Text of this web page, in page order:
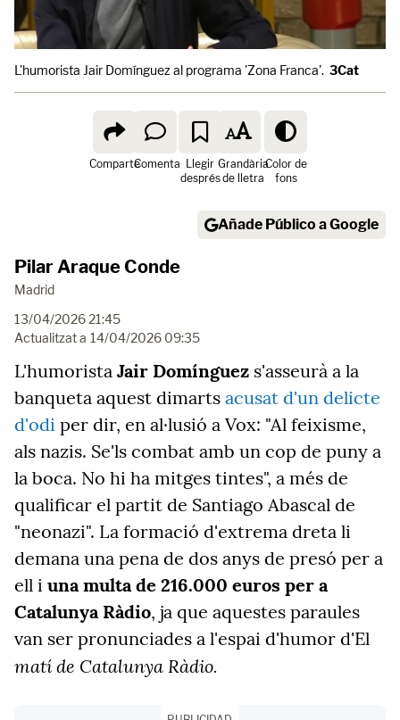
L'humorista Jair Domínguez al programa 'Zona Franca'. 3Cat
ComparteComenta Llegir
després
Grandària
de lletra
Color de
fons
Añade Público a Google
Pilar Araque Conde
Madrid
13/04/2026 21:45
Actualitzat a 14/04/2026 09:35
L'humorista Jair Domínguez s'asseurà a la
banqueta aquest dimarts acusat d'un delicte
d'odi per dir, en al·lusió a Vox: "Al feixisme,
als nazis. Se'ls combat amb un cop de puny a
la boca. No hi ha mitges tintes", a més de
qualificar el partit de Santiago Abascal de
"neonazi". La formació d'extrema dreta li
demana una pena de dos anys de presó per a
ell i una multa de 216.000 euros per a
Catalunya Ràdio, ja que aquestes paraules
van ser pronunciades a l'espai d'humor d'El
matí de Catalunya Ràdio.